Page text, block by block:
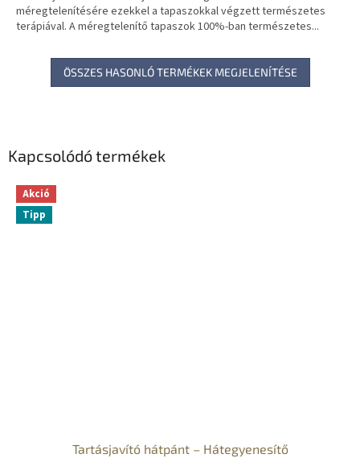
Kapcsolódó termékek
Akció
Tipp
Tartásjavító hátpánt – Hátegyenesítő
méregtelenítésére ezekkel a tapaszokkal végzett természetes
terápiával. A méregtelenítő tapaszok 100%-ban természetes...
ÖSSZES HASONLÓ TERMÉKEK MEGJELENÍTÉSE